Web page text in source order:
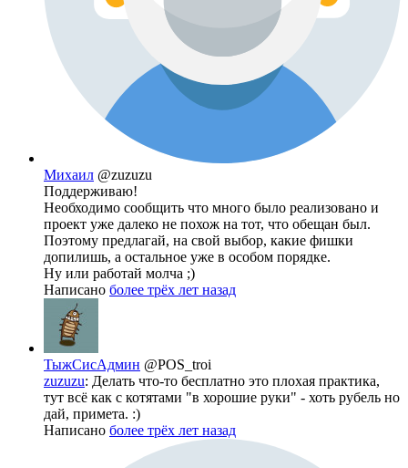
Михаил @zuzuzu
Поддерживаю!
Необходимо сообщить что много было реализовано и
проект уже далеко не похож на тот, что обещан был.
Поэтому предлагай, на свой выбор, какие фишки
допилишь, а остальное уже в особом порядке.
Ну или работай молча ;)
Написано более трёх лет назад
ТыжСисАдмин @POS_troi
zuzuzu: Делать что-то бесплатно это плохая практика,
тут всё как с котятами "в хорошие руки" - хоть рубель но
дай, примета. :)
Написано более трёх лет назад